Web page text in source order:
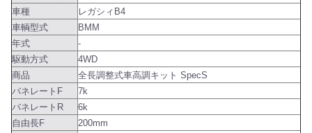
車種
レガシィB4
車輌型式
BMM
年式
-
駆動方式
4WD
商品
全長調整式車高調キット SpecS
バネレートF
7k
バネレートR
6k
自由長F
200mm